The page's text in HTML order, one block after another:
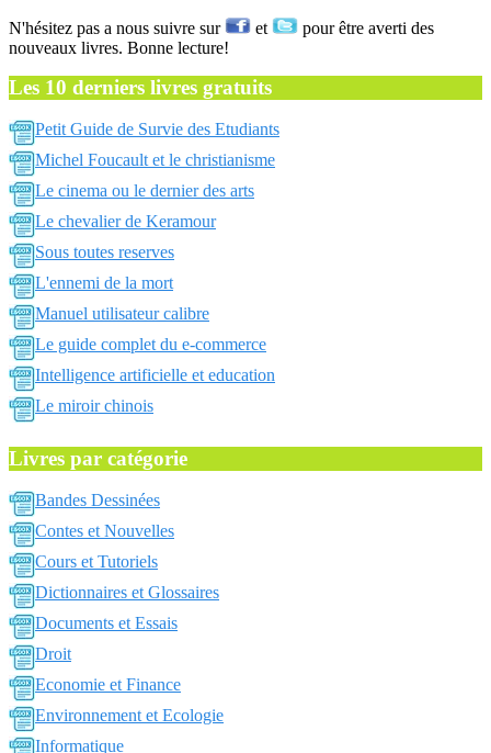
N'hésitez pas a nous suivre sur et
pour être averti des
nouveaux livres. Bonne lecture!
Les 10 derniers livres gratuits
Petit Guide de Survie des Etudiants
Michel Foucault et le christianisme
Le cinema ou le dernier des arts
Le chevalier de Keramour
Sous toutes reserves
L'ennemi de la mort
Manuel utilisateur calibre
Le guide complet du e-commerce
Intelligence artificielle et education
Le miroir chinois
Livres par catégorie
Bandes Dessinées
Contes et Nouvelles
Cours et Tutoriels
Dictionnaires et Glossaires
Documents et Essais
Droit
Economie et Finance
Environnement et Ecologie
Informatique